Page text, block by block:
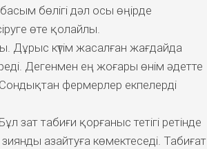
бөлігі дәл осы өңірде
өте қолайлы.
Дұрыс күтім жасалған жағдайда
Дегенмен ең жоғары өнім әдетте
фермерлер екпелерді
зат табиғи қорғаныс тетігі ретінде
азайтуға көмектеседі. Табиғат